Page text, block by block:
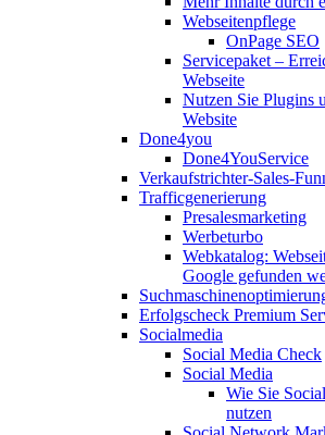
Webseitenpflege
OnPage SEO
Servicepaket –
Webseite
Nutzen Sie Plugins
Website
Done4you
Done4YouService
Verkaufstrichter-Sales-
Trafficgenerierung
Presalesmarketing
Werbeturbo
Webkatalog:
Google gefunden
Erfolgscheck Premium
Socialmedia
Social Media Check
Social Media
Wie Sie
nutzen